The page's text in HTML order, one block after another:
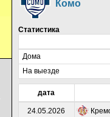
Комо
Статистика
Дома
На выезде
дата
24.05.2026